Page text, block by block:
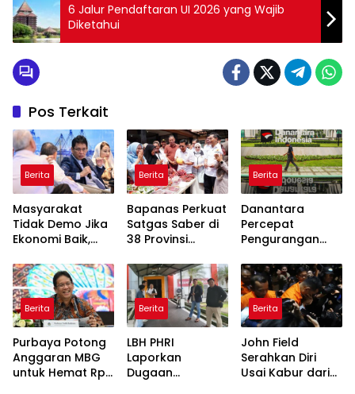
6 Jalur Pendaftaran UI 2026 yang Wajib
Diketahui
Pos Terkait
Berita
Masyarakat
Tidak Demo Jika
Ekonomi Baik,
Terjadi Sekarang!
Berita
Bapanas Perkuat
Satgas Saber di
38 Provinsi
Berita
Danantara
Percepat
Pengurangan
Belasan Anak
Usaha TLKM dan
SMGR
Berita
Purbaya Potong
Anggaran MBG
untuk Hemat Rp
Berita
LBH PHRI
Laporkan
Dugaan
Berita
John Field
Serahkan Diri
Usai Kabur dari